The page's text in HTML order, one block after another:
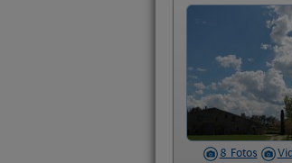
8 Fotos